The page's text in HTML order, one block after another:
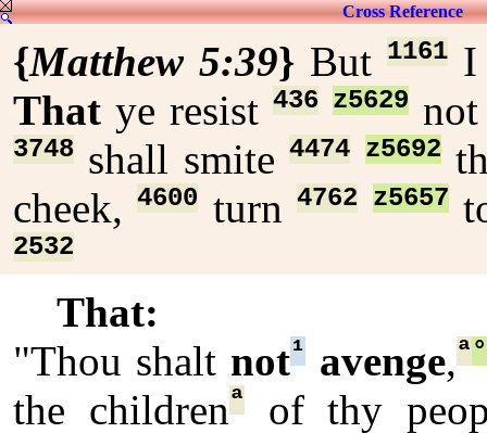
Cross Reference
{Matthew 5:39} But 1161
That ye resist 436 z5629
3748 shall smite4474 z5692
cheek,4600 turn4762 z5657
2532
That:
"Thou shalt not¹ avenge,ª°
the childrenªof thy